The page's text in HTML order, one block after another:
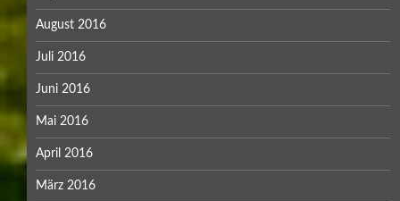
August 2016
Juli 2016
Juni 2016
Mai 2016
April 2016
März 2016